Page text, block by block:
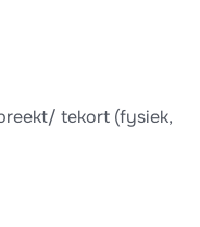
tekort (fysiek,